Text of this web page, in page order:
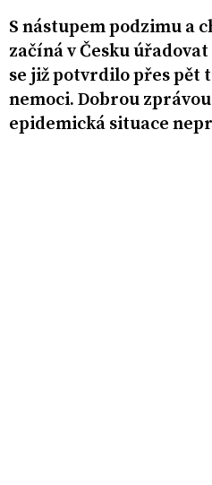
S nástupem podzimu a
začíná v Česku
se již potvrdilo přes pět
nemoci. Dobrou
epidemická situace